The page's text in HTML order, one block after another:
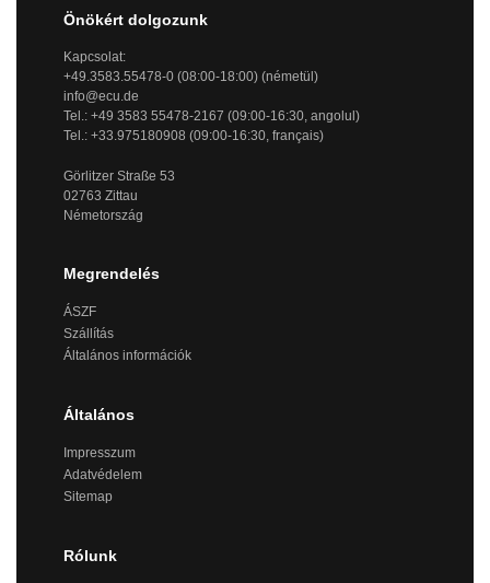
Önökért dolgozunk
Kapcsolat:
+49.3583.55478-0 (08:00-18:00) (németül)
info@ecu.de
Tel.: +49 3583 55478-2167 (09:00-16:30, angolul)
Tel.: +33.975180908 (09:00-16:30, français)
Görlitzer Straße 53
02763 Zittau
Németország
Megrendelés
ÁSZF
Szállítás
Általános információk
Általános
Impresszum
Adatvédelem
Sitemap
Rólunk